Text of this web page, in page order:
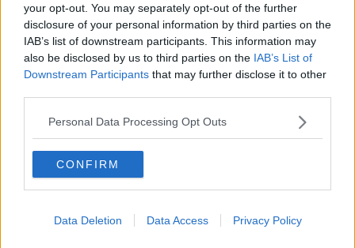
your opt-out. You may separately opt-out of the further
disclosure of your personal information by third parties on the
IAB’s list of downstream participants. This information may
also be disclosed by us to third parties on the IAB’s List of
Downstream Participants that may further disclose it to other
Personal Data Processing Opt Outs
CONFIRM
Data Deletion Data Access Privacy Policy
Alcune domande da esordiente agli esperti che decidono le
sorti dell’Elba
Verso il full electric a gestione pubblica dei traghetti​
​La Scienza dei Cittadini e i Cittadini per l’Aria
Trump e le sue guerre contro i deboli e contro la terra
​Le furbate elettorali della Meloni e la testardaggine
dell’opposizione
​Date loro l’Oscar al posto del Nobel per la Pace
L'umanizzazione dell'economia e della politica
​Un grandioso NO ai falchi teocratici e ai loro vassalli
La religione è la cocaina dei potenti
Donald e Bibi confinati nell’isola di St James?
​Complottismo o capitalismo globale?